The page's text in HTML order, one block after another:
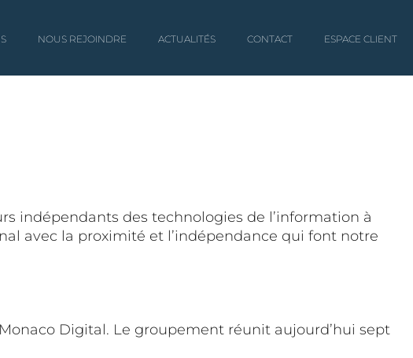
NOUS REJOINDRE ACTUALITÉS CONTACT ESPACE CLIENT
indépendants des technologies de l’information à
avec la proximité et l’indépendance qui font notre
Digital. Le groupement réunit aujourd’hui sept